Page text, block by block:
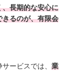
長期的な安心に
るのが、有限会
ービスでは、 業